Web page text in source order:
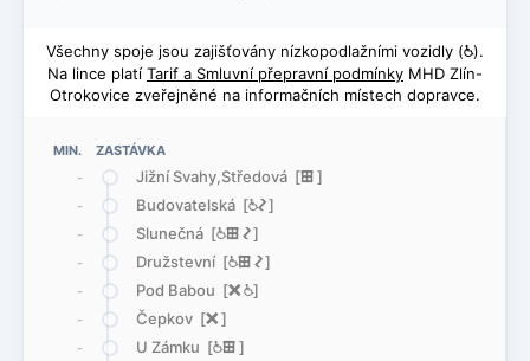
MIN. ZASTÁVKA
-
Jižní Svahy,Středová [æ]
- Budovatelská [@ó]
- Slunečná [@æó]
- Družstevní [@æó]
- Pod Babou [ë@]
- Čepkov [ë]
- U Zámku [@æ]
Všechny spoje jsou zajišťovány nízkopodlažními vozidly (@).
Na lince platí Tarif a Smluvní přepravní podmínky MHD Zlín-
Otrokovice zveřejněné na informačních místech dopravce.